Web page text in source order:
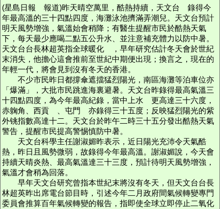
(星島日報 報道)昨天晴空萬里，酷熱持續，天文台 錄得今
年最高溫的三十四點四度，海灘泳池擠滿弄潮兒。天文台預計
明天風勢增強，氣溫始會稍降；有醫生提醒市民於酷熱天氣
下，每天最少應喝二點五公升水、並注意補充體力以防中暑。
天文台台長林超英指全球暖化 ，早年研究估計冬天會於世紀
末消失，他擔心這會推前至世紀中期便出現；換言之，現在的
年輕一代，將會見到沒有冬天的香港。
不少市民昨日都撐傘遮擋猛烈陽光，南區海灘等泊車位亦
「爆滿」，大批市民跳進海裏避暑。天文台昨錄得最高氣溫三
十四點四度，為今年最高紀錄，當中上水 更高達三十六度，
赤躹角、西貢 、屯門 亦錄得三十五度；反映猛烈陽光的紫
外铫指數高達十二。天文台於昨午二時三十五分發出酷熱天氣
警告，提醒市民提高警惕慎防中暑。
天文台科學主任謝淑媚昨表示，近日陽光充沛令天氣酷
熱，昨日且風勢微弱，故錄得今年最高溫。謝淑媚說，今天會
持續天晴炎熱、最高氣溫達三十三度，預計待明天風勢增強，
氣溫才會稍為回落。
早年天文台研究曾指本世紀末將沒有冬天，但天文台台長
林超英昨出席電台節目時，引述今年二月政府間氣候轉變專門
委員會推算百年氣候轉變的報告，指即使全球立即停止二氧化